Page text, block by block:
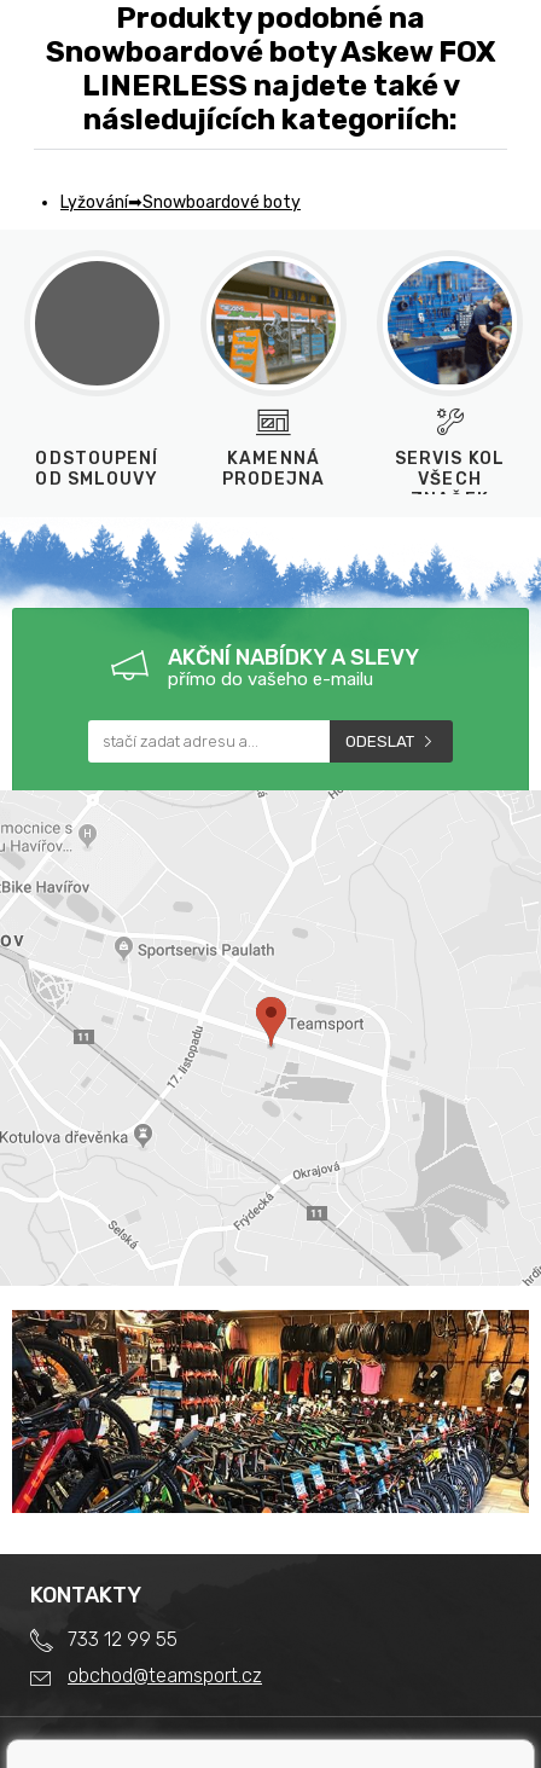
Produkty podobné na
Snowboardové boty Askew FOX
LINERLESS najdete také v
následujících kategoriích:
Lyžování Snowboardové boty
ODSTOUPENÍ
OD SMLOUVY
KAMENNÁ
PRODEJNA
SERVIS KOL
VŠECH
ZNAČEK
AKČNÍ NABÍDKY A SLEVY
přímo do vašeho e-mailu
ODESLAT
KONTAKTY
733 12 99 55
obchod@teamsport.cz